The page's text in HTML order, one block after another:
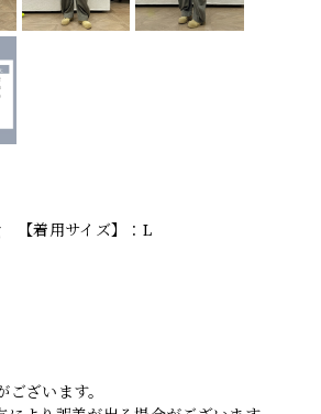
着用サイズ】：L
ざいます。